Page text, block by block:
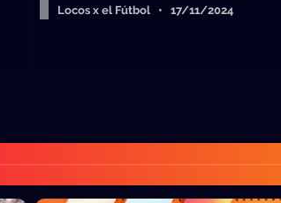
Locos x el Fútbol • 17/11/2024